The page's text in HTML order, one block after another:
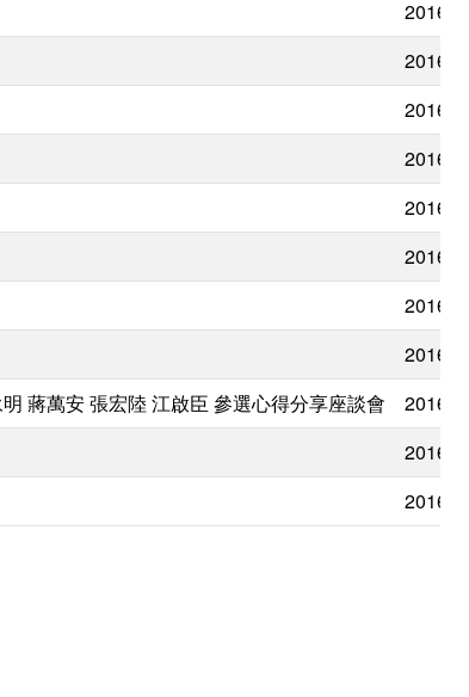
2016/
2016/
2016/
2016/
2016/
2016/
2016/
2016/
蔣萬安 張宏陸 江啟臣 參選心得分享座談會
2016/
2016/
2016/